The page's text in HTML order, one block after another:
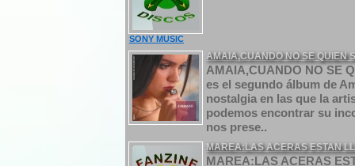
SONY MUSIC
AMAIA,CUANDO NO SE QUIEN
AMAIA,CUANDO NO SE
es el segundo álbum de
nostalgia en las que la
podemos encontrar su
nos prese..
MAREA:LAS ACERAS ESTAN
MAREA:LAS ACERAS